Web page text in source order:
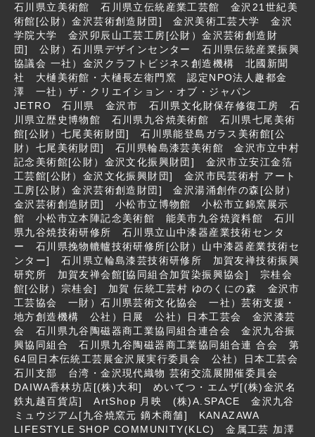
石川県立美術館 石川県立伝統産業工芸館 金沢21世紀美
術館[公財）金沢芸術創造財団] 金沢美術工芸大学 金沢
学院大学 金沢卯辰山工芸工房[公財）金沢芸術創造財
団] 公財）石川県デザインセンター 石川県伝統産業振興
協議会 一社）金沢クラフトビジネス創造機構 北國新聞
社 大樋美術館・大樋長左衛門窯 認定NPO法人趣都金
澤 一社）ザ・クリエイション・オブ・ジャパン
JETRO 石川県 金沢市 石川県文化財保存修復工房 石
川県立歴史博物館 石川県九谷焼美術館 石川県七尾美術
館[公財）七尾美術財団] 石川県能登島ガラス美術館[公
財）七尾美術財団] 石川県輪島漆芸美術館 金沢市立中村
記念美術館[公財）金沢文化振興財団] 金沢市立安江金箔
工芸館[公財）金沢文化振興財団] 金沢市民芸術村 アート
工房[公財）金沢芸術創造財団] 金沢湯涌創作の森[公財）
金沢芸術創造財団] 小松市立博物館 小松市立錦窯展示
館 小松市立本陣記念美術館 能美市九谷焼資料館 石川
県九谷焼技術研修所 石川県立山中漆器産業技術センタ
ー 石川県挽物轆轤技術研修所[公財）山中漆器産業技術セ
ンター] 石川県立輪島漆芸技術研修所 加賀友禅技術振興
研究所 加賀友禅会館[協同組合加賀染振興協会] 宗桂会
館[公財）宗桂会] 加賀 伝統工芸村 ゆのくにの森 金沢市
工芸協会 一財）石川県芸術文化協会 一社）芸術支援・
地方創造機構 公社）日展 公社）日本工芸会 金沢漆芸
会 石川県九谷陶磁器商工業協同組合連合会 金沢九谷振
興協同組合 石川県九谷陶磁器商工業協同組合連 合会 第
64回日本伝統工芸展金沢展実行委員会 公社）日本工芸会
石川支部 台湾・金沢現代織物 芸術交流展開催委員会
DAIWA香林坊店[(株)大和] めいてつ・エムザ[(株)金沢名
鉄丸越百貨店] ArtShop 月映 (株)A.SPACE 金沢九谷
ミュウジアム[九谷焼窯元 鏑木商舗] KANAZAWA
LIFESTYLE SHOP COMMUNITY(KLC) 金属工芸 加澤